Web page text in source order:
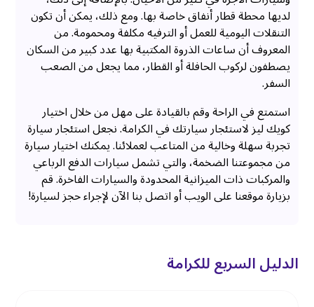
لديها محطة قطار أنفاق خاصة بها. ومع ذلك، يمكن أن تكون
التنقلات اليومية للعمل أو الترفيه مكلفة ومحمومة. من
المعروف أن ساعات الذروة المكتبية بها عدد كبير من السكان
يصطفون لركوب الحافلة أو القطار، مما يجعل من الصعب
السفر.
استمتع في الراحة وقم بالقيادة على مهل من خلال اختيار
كويك ليز لاستئجار سيارتك في الكرامة. نجعل استئجار سيارة
تجربة سهلة وخالية من المتاعب لعملائنا. يمكنك اختيار سيارة
من مجموعتنا الضخمة، والتي تشمل سيارات الدفع الرباعي
والمركبات ذات الميزانية المحدودة والسيارات الفاخرة. قم
بزيارة موقعنا على الويب أو اتصل بنا الآن لإجراء حجز لسيارة!
الدليل السريع للكرامة